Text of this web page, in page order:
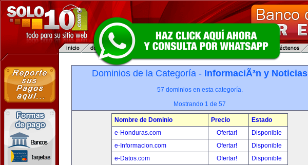
Dominios de la Categoría - InformaciÃ³n y Noticias
57 dominios en esta categoría.
Mostrando 1 de 57
Nombre de Dominio Precio
Estado
e-Honduras.com
Ofertar!
Disponible
e-Informacion.com
Ofertar!
Disponible
e-Datos.com
Ofertar!
Disponible